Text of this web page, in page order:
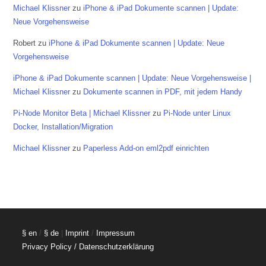
Michael Klissner zuiPhone & iPad Dokumente scannen | Update:
Neue Vorgehensweise
Robert zuiPhone & iPad Dokumente scannen | Update: Neue
Vorgehensweise
iPhone & iPad Dokumente scannen | Update: Neue Vorgehensweise |
Michael Klissner zu Dokumente scannen in PDF, mit jedem Handy
Pi-Node Monitor Beta | Michael Klissner zu Pi-Node unter Linux
Docker, Installation/Migration
Michael Klissner zu Paperless Add-on eml2pdf einrichten
§ en / § de | Imprint / Impressum
Privacy Policy / Datenschutzerklärung